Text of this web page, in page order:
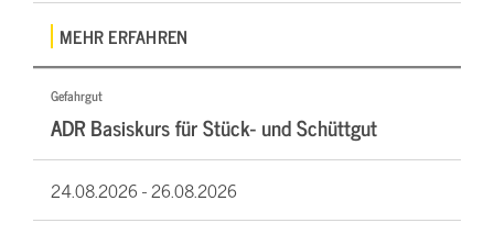
MEHR ERFAHREN
Gefahrgut
ADR Basiskurs für Stück- und Schüttgut
24.08.2026 -26.08.2026